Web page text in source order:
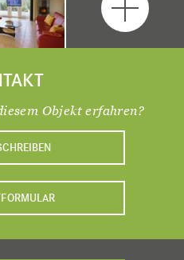
Objekt erfahren?